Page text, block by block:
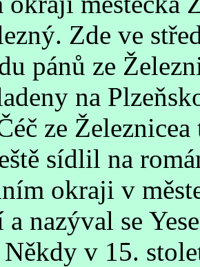
Zde ve
pánů ze
na
ze
sídlil na
okraji v
a nazýval se
v 15.